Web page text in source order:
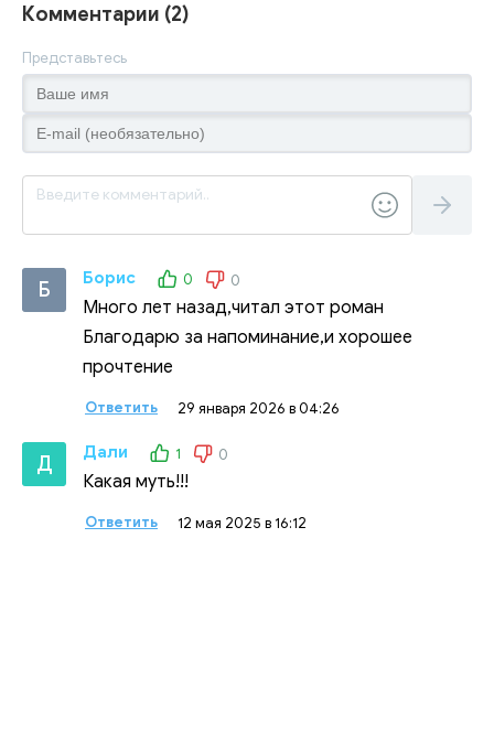
Комментарии (2)
Представьтесь
Б Борис 0 0
Много лет назад,читал этот роман
Благодарю за напоминание,и хорошее
прочтение
Ответить 29 января 2026 в 04:26
Д Дали 1 0
Какая муть!!!
Ответить 12 мая 2025 в 16:12